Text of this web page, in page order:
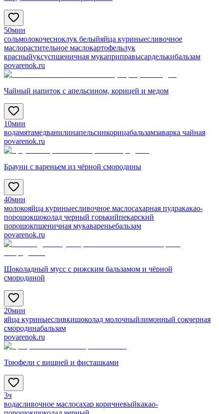
50мин
сольмолокочесноклук белыйяйца куриныесливочное
маслорастительное маслокартофельлук
красныйуксуспшеничная мукаприправысарделькибальзам
povarenok.ru
Чайный напиток с апельсином, корицей и медом
10мин
водамятамедванилинапельсинкорицабальзамзаварка чайная
povarenok.ru
Брауни с вареньем из чёрной смородины
40мин
молокояйца куриныесливочное маслосахарная пудракакао-
порошокшоколад черный горькийпекарский
порошокпшеничная мукавареньебальзам
povarenok.ru
Шоколадный мусс с рижским бальзамом и чёрной
смородиной
20мин
яйца куриныесливкишоколад молочныйлимонный сокчерная
смородинабальзам
povarenok.ru
Трюфели с вишней и фисташками
3ч
водасливочное маслосахар коричневыйкакао-